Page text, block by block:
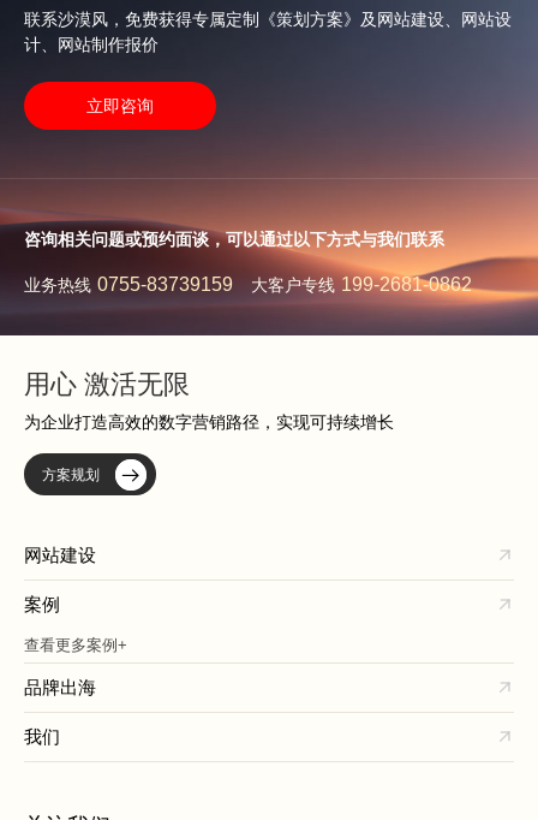
联系沙漠风，免费获得专属定制《策划方案》及网站建设、网站设
计、网站制作报价
立即咨询
咨询相关问题或预约面谈，可以通过以下方式与我们联系
业务热线 0755-83739159 大客户专线 199-2681-0862
用心 激活无限
为企业打造高效的数字营销路径，实现可持续增长
方案规划
网站建设
案例
查看更多案例+
品牌出海
我们